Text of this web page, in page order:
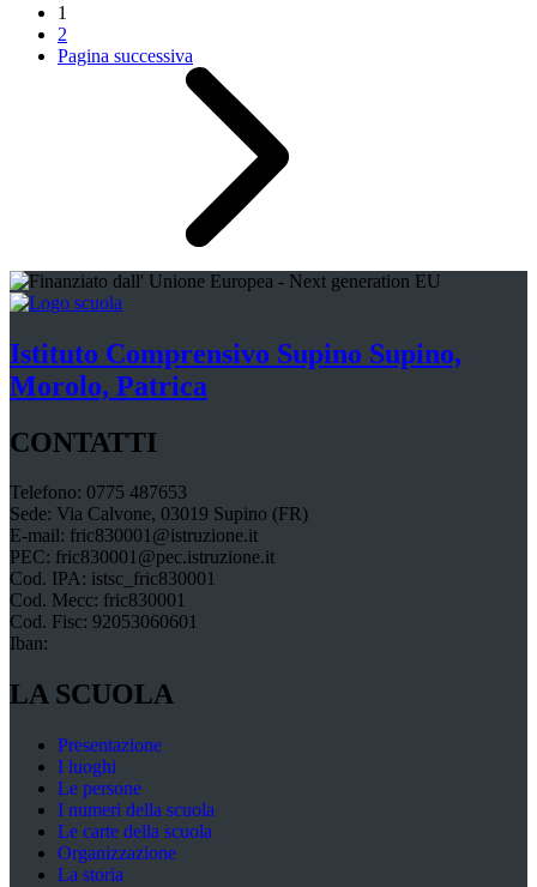
1
2
Pagina successiva
Istituto Comprensivo Supino Supino,
Morolo, Patrica
CONTATTI
Telefono: 0775 487653
Sede: Via Calvone, 03019 Supino (FR)
E-mail: fric830001@istruzione.it
PEC: fric830001@pec.istruzione.it
Cod. IPA: istsc_fric830001
Cod. Mecc: fric830001
Cod. Fisc: 92053060601
Iban:
LA SCUOLA
Presentazione
I luoghi
Le persone
I numeri della scuola
Le carte della scuola
Organizzazione
La storia